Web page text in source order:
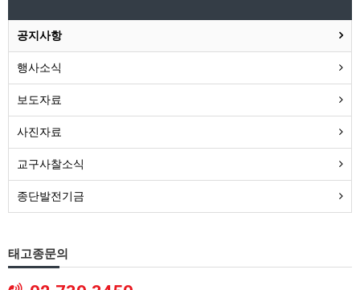
공지사항
행사소식
보도자료
사진자료
교구사찰소식
종단발전기금
태고종문의